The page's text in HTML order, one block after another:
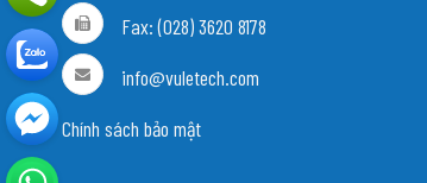
Fax: (028) 3620 8178
info@vuletech.com
Chính sách bảo mật